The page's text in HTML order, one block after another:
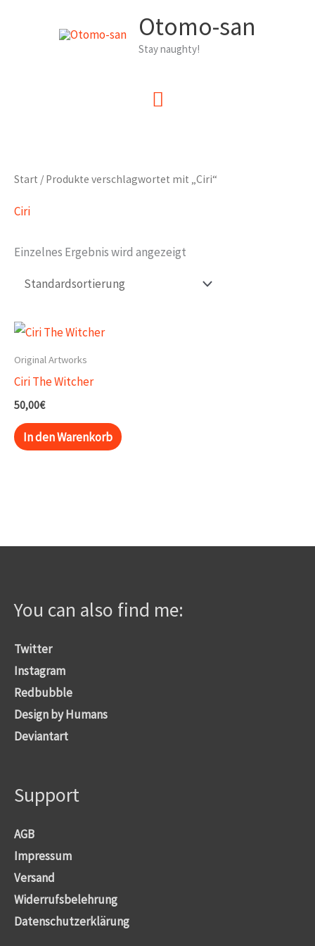
Otomo-san
Stay naughty!
Hauptmenü
Start / Produkte verschlagwortet mit „Ciri“
Ciri
Einzelnes Ergebnis wird angezeigt
Original Artworks
Ciri The Witcher
50,00€
In den Warenkorb
You can also find me:
Twitter
Instagram
Redbubble
Design by Humans
Deviantart
Support
AGB
Impressum
Versand
Widerrufsbelehrung
Datenschutzerklärung